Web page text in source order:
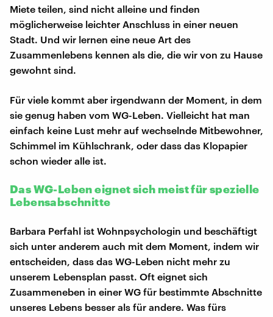
Miete teilen, sind nicht alleine und finden
möglicherweise leichter Anschluss in einer neuen
Stadt. Und wir lernen eine neue Art des
Zusammenlebens kennen als die, die wir von zu Hause
gewohnt sind.
Für viele kommt aber irgendwann der Moment, in dem
sie genug haben vom WG-Leben. Vielleicht hat man
einfach keine Lust mehr auf wechselnde Mitbewohner,
Schimmel im Kühlschrank, oder dass das Klopapier
schon wieder alle ist.
Das WG-Leben eignet sich meist für spezielle
Lebensabschnitte
Barbara Perfahl ist Wohnpsychologin und beschäftigt
sich unter anderem auch mit dem Moment, indem wir
entscheiden, dass das WG-Leben nicht mehr zu
unserem Lebensplan passt. Oft eignet sich
Zusammeneben in einer WG für bestimmte Abschnitte
unseres Lebens besser als für andere. Was fürs